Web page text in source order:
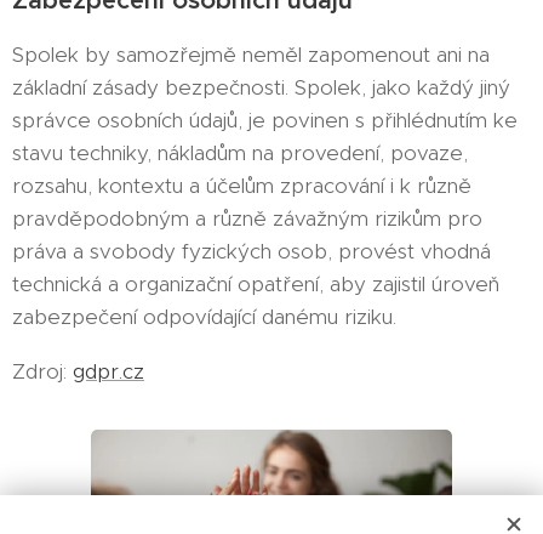
Spolek by samozřejmě neměl zapomenout ani na
základní zásady bezpečnosti. Spolek, jako každý jiný
správce osobních údajů, je povinen s přihlédnutím ke
stavu techniky, nákladům na provedení, povaze,
rozsahu, kontextu a účelům zpracování i k různě
pravděpodobným a různě závažným rizikům pro
práva a svobody fyzických osob, provést vhodná
technická a organizační opatření, aby zajistil úroveň
zabezpečení odpovídající danému riziku.
Zdroj: gdpr.cz